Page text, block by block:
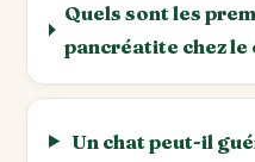
Quels sont les
pancréatite chez le
Un chat peut-il